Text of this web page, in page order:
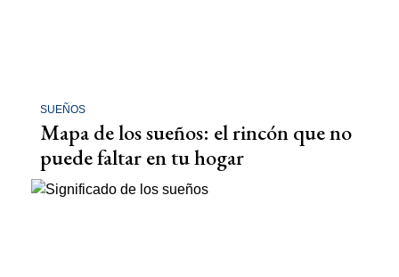
SUEÑOS
Mapa de los sueños: el rincón que no
puede faltar en tu hogar